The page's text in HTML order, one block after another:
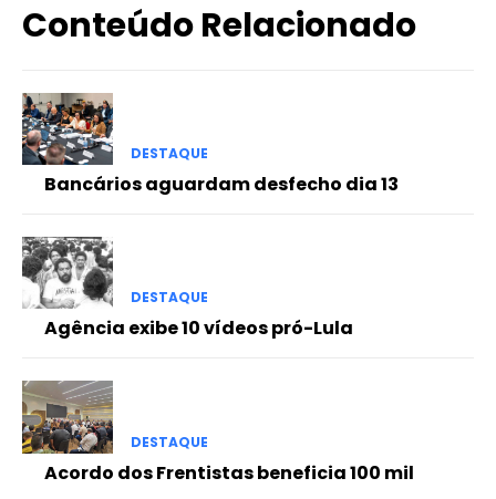
Conteúdo Relacionado
DESTAQUE
Bancários aguardam desfecho dia 13
DESTAQUE
Agência exibe 10 vídeos pró-Lula
DESTAQUE
Acordo dos Frentistas beneficia 100 mil